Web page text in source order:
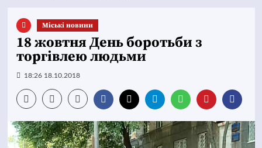
Mіські новини
18 жовтня День боротьби з
торгівлею людьми
18:26 18.10.2018